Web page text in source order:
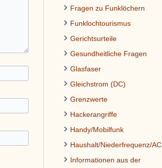
Fragen zu Funklöchern
Funklochtourismus
Gerichtsurteile
Gesundheitliche Fragen
Glasfaser
Gleichstrom (DC)
Grenzwerte
Hackerangriffe
Handy/Mobilfunk
Haushalt/Niederfrequenz/AC
Informationen aus der